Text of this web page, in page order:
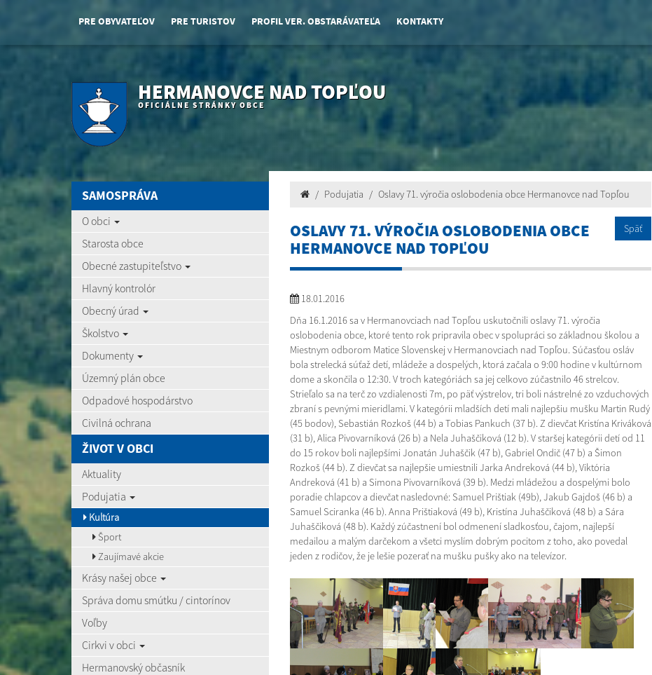
PRE OBYVATEĽOV PRE TURISTOV PROFIL VER. OBSTARÁVATEĽA KONTAKTY
HERMANOVCE NAD TOPĽOU
OFICIÁLNE STRÁNKY OBCE
SAMOSPRÁVA
O obci
Starosta obce
Obecné zastupiteľstvo
Hlavný kontrolór
Obecný úrad
Školstvo
Dokumenty
Územný plán obce
Odpadové hospodárstvo
Civilná ochrana
ŽIVOT V OBCI
Aktuality
Podujatia
Kultúra
Šport
Zaujímavé akcie
Krásy našej obce
Správa domu smútku / cintorínov
Voľby
Cirkvi v obci
Hermanovský občasník
Podujatia Oslavy 71. výročia oslobodenia obce Hermanovce nad Topľou
OSLAVY 71. VÝROČIA OSLOBODENIA OBCE
HERMANOVCE NAD TOPĽOU
Späť
18.01.2016
Dňa 16.1.2016 sa v Hermanovciach nad Topľou uskutočnili oslavy 71. výročia
oslobodenia obce, ktoré tento rok pripravila obec v spolupráci so základnou školou a
Miestnym odborom Matice Slovenskej v Hermanovciach nad Topľou. Súčasťou osláv
bola strelecká súťaž detí, mládeže a dospelých, ktorá začala o 9:00 hodine v kultúrnom
dome a skončila o 12:30. V troch kategóriách sa jej celkovo zúčastnilo 46 strelcov.
Strieľalo sa na terč zo vzdialenosti 7m, po päť výstrelov, tri boli nástrelné zo vzduchových
zbraní s pevnými mieridlami. V kategórii mladších detí mali najlepšiu mušku Martin Rudý
(45 bodov), Sebastián Rozkoš (44 b) a Tobias Pankuch (37 b). Z dievčat Kristína Kriváková
(31 b), Alica Pivovarníková (26 b) a Nela Juhaščiková (12 b). V staršej kategórii detí od 11
do 15 rokov boli najlepšími Jonatán Juhaščik (47 b), Gabriel Ondič (47 b) a Šimon
Rozkoš (44 b). Z dievčat sa najlepšie umiestnili Jarka Andreková (44 b), Viktória
Andreková (41 b) a Simona Pivovarníková (39 b). Medzi mládežou a dospelými bolo
poradie chlapcov a dievčat nasledovné: Samuel Prištiak (49b), Jakub Gajdoš (46 b) a
Samuel Sciranka (46 b). Anna Prištiaková (49 b), Kristína Juhaščiková (48 b) a Sára
Juhaščiková (48 b). Každý zúčastnení bol odmenení sladkosťou, čajom, najlepší
medailou a malým darčekom a všetci myslím dobrým pocitom z toho, ako povedal
jeden z rodičov, že je lešie pozerať na mušku pušky ako na televízor.